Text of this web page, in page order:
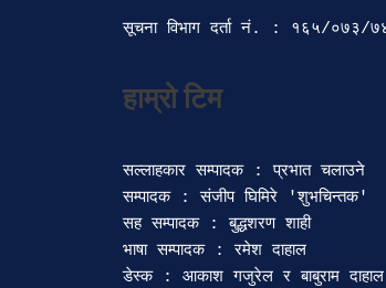
सूचना विभाग दर्ता‍ नं. : १६५/०७३/
हाम्रो टिम
सल्लाहकार सम्पादक : प्रभात चलाउने
सम्पादक : संजीप घिमिरे 'शुभचिन्तक'
सह सम्पादक : बुद्धशरण शाही
भाषा सम्पादक : रमेश दाहाल
डेस्क : आकाश गजुरेल र बाबुराम दाहाल